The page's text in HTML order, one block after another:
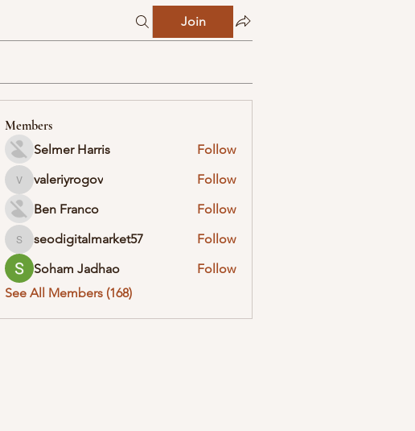
Join
Members
Selmer Harris Follow
valeriyrogov
valeriyrogov
Follow
Ben Franco
Follow
seodigitalmarket57
seodigitalmarket57
Follow
Soham Jadhao
Follow
See All Members (168)